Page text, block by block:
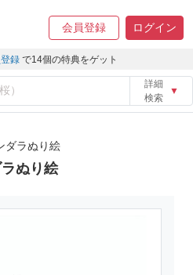
会員登録 ログイン
録 で14個の特典をゲット
詳細
検索
▼
ダラぬり絵
ぬり絵